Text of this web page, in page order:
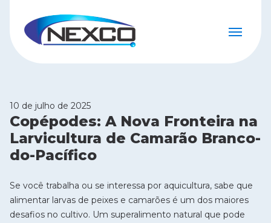
10 de julho de 2025
Copépodes: A Nova Fronteira na
Larvicultura de Camarão Branco-
do-Pacífico
Se você trabalha ou se interessa por aquicultura, sabe que
alimentar larvas de peixes e camarões é um dos maiores
desafios no cultivo. Um superalimento natural que pode